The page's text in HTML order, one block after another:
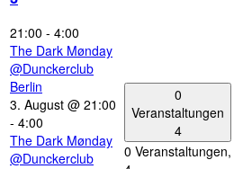
21:00 - 4:00
The Dark Mønday
@Dunckerclub
Berlin
3. August @ 21:00
- 4:00
The Dark Mønday
@Dunckerclub
0
Veranstaltungen
4
0 Veranstaltungen,